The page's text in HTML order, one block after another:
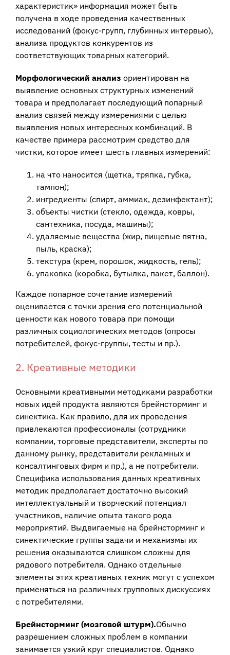
характеристик» информация может быть
получена в ходе проведения качественных
исследований (фокус-групп, глубинных интервью),
анализа продуктов конкурентов из
соответствующих товарных категорий.
Морфологический анализ ориентирован на
выявление основных структурных изменений
товара и предполагает последующий попарный
анализ связей между измерениями с целью
выявления новых интересных комбинаций. В
качестве примера рассмотрим средство для
чистки, которое имеет шесть главных измерений:
на что наносится (щетка, тряпка, губка,
тампон);
ингредиенты (спирт, аммиак, дезинфектант);
объекты чистки (стекло, одежда, ковры,
сантехника, посуда, машины);
удаляемые вещества (жир, пищевые пятна,
пыль, краска);
текстура (крем, порошок, жидкость, гель);
упаковка (коробка, бутылка, пакет, баллон).
Каждое попарное сочетание измерений
оценивается с точки зрения его потенциальной
ценности как нового товара при помощи
различных социологических методов (опросы
потребителей, фокус-группы, тесты и пр.).
2. Креативные методики
Основными креативными методиками разработки
новых идей продукта являются брейнсторминг и
синектика. Как правило, для их проведения
привлекаются профессионалы (сотрудники
компании, торговые представители, эксперты по
данному рынку, представители рекламных и
консалтинговых фирм и пр.), а не потребители.
Специфика использования данных креативных
методик предполагает достаточно высокий
интеллектуальный и творческий потенциал
участников, наличие опыта такого рода
мероприятий. Выдвигаемые на брейнсторминг и
синектические группы задачи и механизмы их
решения оказываются слишком сложны для
рядового потребителя. Однако отдельные
элементы этих креативных техник могут с успехом
применяться на различных групповых дискуссиях
с потребителями.
Брейнсторминг (мозговой штурм).Обычно
разрешением сложных проблем в компании
занимается узкий круг специалистов. Однако